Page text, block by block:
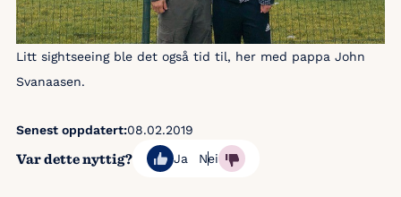
Litt sightseeing ble det også tid til, her med pappa John
Svanaasen.
Var dette nyttig? Ja Nei
Senest oppdatert:08.02.2019